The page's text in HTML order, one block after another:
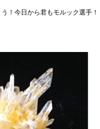
！今日から君もモルック選手！